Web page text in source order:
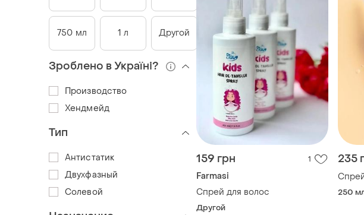
159 грн 1
Farmasi
Спрей для волос
Другой
235
250
750 мл 1 л Другой
Зроблено в Україні?
Производство
Хендмейд
Тип
Антистатик
Двухфазный
Солевой